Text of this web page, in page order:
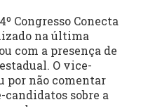
Congresso Conecta
na última
com a presença de
O vice-
por não comentar
sobre a